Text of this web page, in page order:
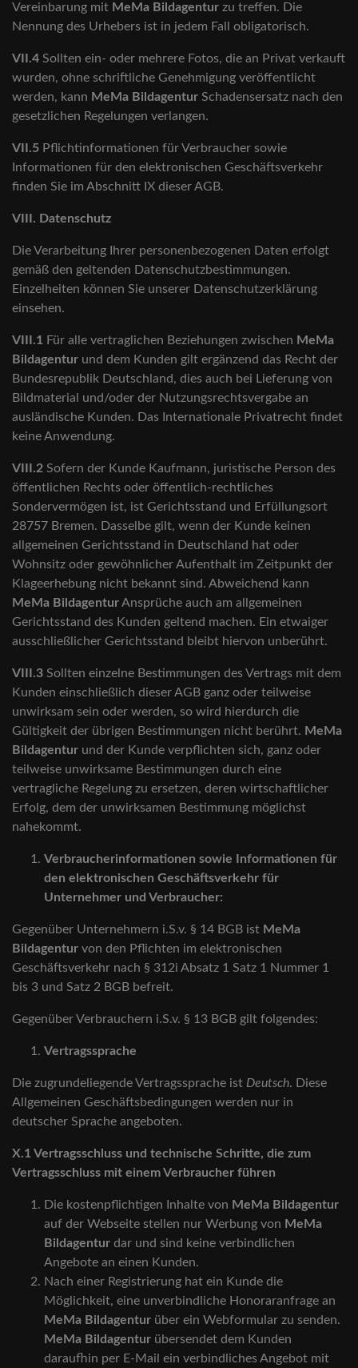
Vereinbarung mit MeMa Bildagentur zu treffen. Die
Nennung des Urhebers ist in jedem Fall obligatorisch.
VII.4 Sollten ein- oder mehrere Fotos, die an Privat verkauft
wurden, ohne schriftliche Genehmigung veröffentlicht
werden, kann MeMa Bildagentur Schadensersatz nach den
gesetzlichen Regelungen verlangen.
VII.5 Pflichtinformationen für Verbraucher sowie
Informationen für den elektronischen Geschäftsverkehr
finden Sie im Abschnitt IX dieser AGB.
VIII. Datenschutz
Die Verarbeitung Ihrer personenbezogenen Daten erfolgt
gemäß den geltenden Datenschutzbestimmungen.
Einzelheiten können Sie unserer Datenschutzerklärung
einsehen.
VIII.1 Für alle vertraglichen Beziehungen zwischen MeMa
Bildagentur und dem Kunden gilt ergänzend das Recht der
Bundesrepublik Deutschland, dies auch bei Lieferung von
Bildmaterial und/oder der Nutzungsrechtsvergabe an
ausländische Kunden. Das Internationale Privatrecht findet
keine Anwendung.
VIII.2 Sofern der Kunde Kaufmann, juristische Person des
öffentlichen Rechts oder öffentlich-rechtliches
Sondervermögen ist, ist Gerichtsstand und Erfüllungsort
28757 Bremen. Dasselbe gilt, wenn der Kunde keinen
allgemeinen Gerichtsstand in Deutschland hat oder
Wohnsitz oder gewöhnlicher Aufenthalt im Zeitpunkt der
Klageerhebung nicht bekannt sind. Abweichend kann
MeMa BildagenturAnsprüche auch am allgemeinen
Gerichtsstand des Kunden geltend machen. Ein etwaiger
ausschließlicher Gerichtsstand bleibt hiervon unberührt.
VIII.3 Sollten einzelne Bestimmungen des Vertrags mit dem
Kunden einschließlich dieser AGB ganz oder teilweise
unwirksam sein oder werden, so wird hierdurch die
Gültigkeit der übrigen Bestimmungen nicht berührt. MeMa
Bildagentur und der Kunde verpflichten sich, ganz oder
teilweise unwirksame Bestimmungen durch eine
vertragliche Regelung zu ersetzen, deren wirtschaftlicher
Erfolg, dem der unwirksamen Bestimmung möglichst
nahekommt.
Verbraucherinformationen sowie Informationen für
den elektronischen Geschäftsverkehr für
Unternehmer und Verbraucher:
Gegenüber Unternehmern i.S.v. § 14 BGB ist MeMa
Bildagentur von den Pflichten im elektronischen
Geschäftsverkehr nach § 312i Absatz 1 Satz 1 Nummer 1
bis 3 und Satz 2 BGB befreit.
Gegenüber Verbrauchern i.S.v. § 13 BGB gilt folgendes:
Vertragssprache
Die zugrundeliegende Vertragssprache ist Deutsch. Diese
Allgemeinen Geschäftsbedingungen werden nur in
deutscher Sprache angeboten.
X.1 Vertragsschluss und technische Schritte, die zum
Vertragsschluss mit einem Verbraucher führen
Die kostenpflichtigen Inhalte von MeMa Bildagentur
auf der Webseite stellen nur Werbung von MeMa
Bildagentur dar und sind keine verbindlichen
Angebote an einen Kunden.
Nach einer Registrierung hat ein Kunde die
Möglichkeit, eine unverbindliche Honoraranfrage an
MeMa Bildagentur über ein Webformular zu senden.
MeMa Bildagentur übersendet dem Kunden
daraufhin per E-Mail ein verbindliches Angebot mit